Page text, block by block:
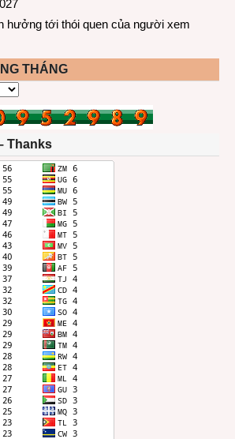
hưởng tới thói quen của người xem
THÁNG
Thanks